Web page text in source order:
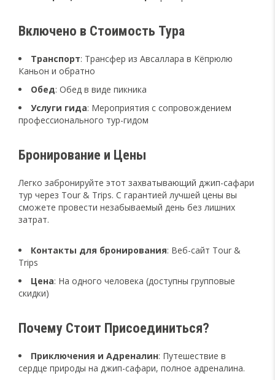
Включено в Стоимость Тура
Транспорт: Трансфер из Авсаллара в Кёпрюлю
Каньон и обратно
Обед: Обед в виде пикника
Услуги гида: Мероприятия с сопровождением
профессионального тур-гидом
Бронирование и Цены
Легко забронируйте этот захватывающий джип-сафари
тур через Tour & Trips. С гарантией лучшей цены вы
сможете провести незабываемый день без лишних
затрат.
Контакты для бронирования: Веб-сайт Tour &
Trips
Цена: На одного человека (доступны групповые
скидки)
Почему Стоит Присоединиться?
Приключения и Адреналин: Путешествие в
сердце природы на джип-сафари, полное адреналина.